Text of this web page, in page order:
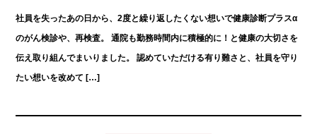
社員を失ったあの日から、2度と繰り返したくない想いで健康診断プラスα
のがん検診や、再検査。 通院も勤務時間内に積極的に！と健康の大切さを
伝え取り組んでまいりました。 認めていただける有り難さと、社員を守り
たい想いを改めて […]